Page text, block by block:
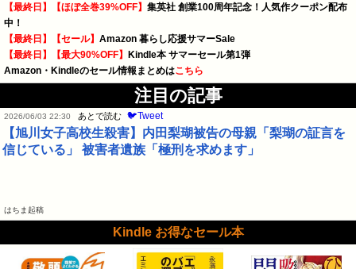
【最終日】【ほぼ全巻39%OFF】 集英社 創業100周年記念！人気作クーポン配布
中！
【最終日】【セール】 Amazon 暮らし応援サマーSale
【最終日】【最大90%OFF】
Kindle本 サマーセール第1弾
Amazon・Kindleのセール情報まとめはこちら
注目の記事
2026/06/03 22:30 あとで読む 🐦Tweet
【旭川女子高校生殺害】内田梨瑚被告の母親「梨瑚の証言を
信じている」 被害者遺族「極刑を求めます」
はちま起稿
Kindle お得なセール本